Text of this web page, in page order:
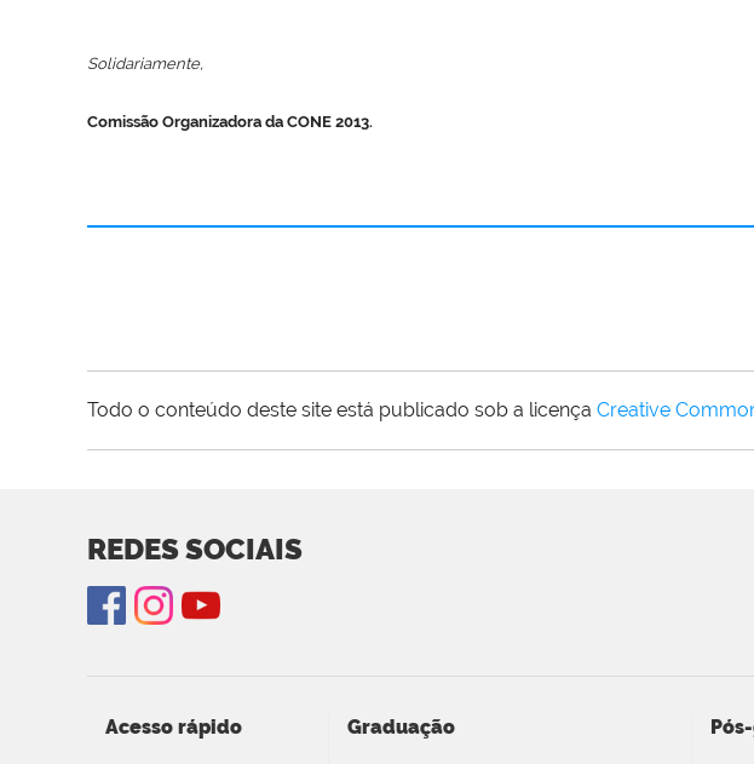
Solidariamente,
Comissão Organizadora da CONE 2013.
Todo o conteúdo deste site está publicado sob a licença Creative
REDES SOCIAIS
Acesso rápido Graduação